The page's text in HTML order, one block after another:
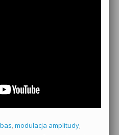
, modulacja amplitudy,